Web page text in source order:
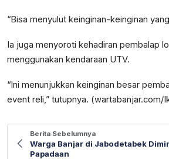
“Bisa menyulut keinginan-keinginan
Ia juga menyoroti kehadiran pembalap
menggunakan kendaraan UTV.
“Ini menunjukkan keinginan besar
event reli,” tutupnya. (wartabanjar.com/
Berita Sebelumnya
Warga Banjar di Jabodetabek
Papadaan